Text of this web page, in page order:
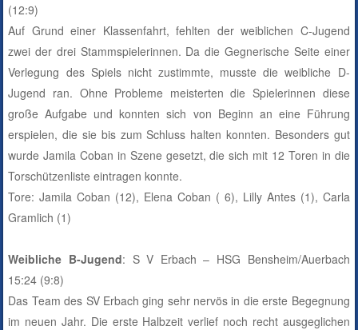
(12:9)
Auf Grund einer Klassenfahrt, fehlten der weiblichen C-Jugend
zwei der drei Stammspielerinnen. Da die Gegnerische Seite einer
Verlegung des Spiels nicht zustimmte, musste die weibliche D-
Jugend ran. Ohne Probleme meisterten die Spielerinnen diese
große Aufgabe und konnten sich von Beginn an eine Führung
erspielen, die sie bis zum Schluss halten konnten. Besonders gut
wurde Jamila Coban in Szene gesetzt, die sich mit 12 Toren in die
Torschützenliste eintragen konnte.
Tore: Jamila Coban (12), Elena Coban ( 6), Lilly Antes (1), Carla
Gramlich (1)
Weibliche B-Jugend: S V Erbach – HSG Bensheim/Auerbach
15:24 (9:8)
Das Team des SV Erbach ging sehr nervös in die erste Begegnung
im neuen Jahr. Die erste Halbzeit verlief noch recht ausgeglichen